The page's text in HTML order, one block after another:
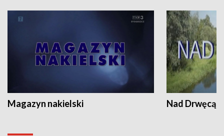
Magazyn nakielski Nad Drwęcą